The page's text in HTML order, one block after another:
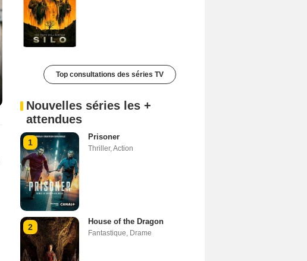
Top consultations des séries TV
Nouvelles séries les +
attendues
1
Prisoner
Thriller,Action
2
House of the Dragon
Fantastique, Drame